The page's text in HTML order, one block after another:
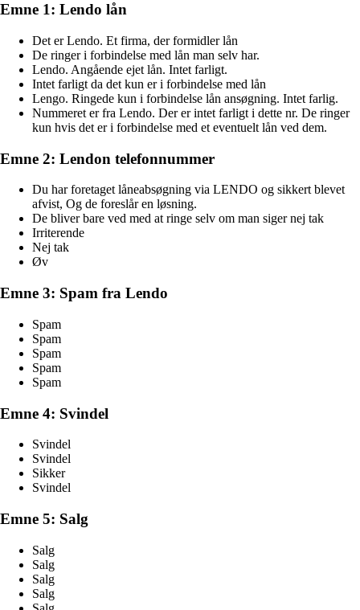
Emne 1: Lendo lån
Det er Lendo. Et firma, der formidler lån
De ringer i forbindelse med lån man selv har.
Lendo. Angående ejet lån. Intet farligt.
Intet farligt da det kun er i forbindelse med lån
Lengo. Ringede kun i forbindelse lån ansøgning. Intet farlig.
Nummeret er fra Lendo. Der er intet farligt i dette nr. De ringer
kun hvis det er i forbindelse med et eventuelt lån ved dem.
Emne 2: Lendon telefonnummer
Du har foretaget låneabsøgning via LENDO og sikkert blevet
afvist, Og de foreslår en løsning.
De bliver bare ved med at ringe selv om man siger nej tak
Irriterende
Nej tak
Øv
Emne 3: Spam fra Lendo
Spam
Spam
Spam
Spam
Spam
Emne 4: Svindel
Svindel
Svindel
Sikker
Svindel
Emne 5: Salg
Salg
Salg
Salg
Salg